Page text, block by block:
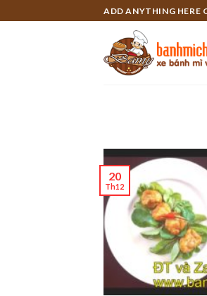
to
ADD ANYTHING HERE
20
Th12